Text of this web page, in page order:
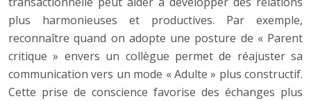
plus harmonieuses et productives. Par exemple,
reconnaître quand on adopte une posture de « Parent
critique » envers un collègue permet de réajuster sa
communication vers un mode « Adulte » plus constructif.
Cette prise de conscience favorise des échanges plus